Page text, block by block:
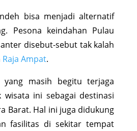
bisa menjadi alternatif
Pesona keindahan Pulau
disebut-sebut tak kalah
Raja Ampat.
yang masih begitu terjaga
wisata ini sebagai destinasi
Barat. Hal ini juga didukung
fasilitas di sekitar tempat